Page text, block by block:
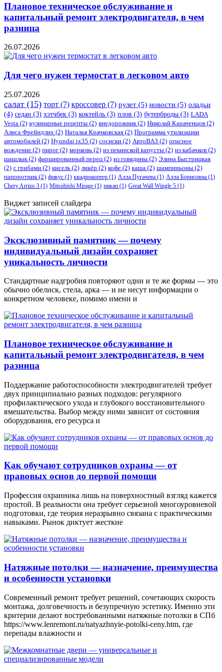
Плановое техническое обслуживание и
капитальный ремонт электродвигателя, в чем
разница
26.07.2026
Для чего нужен термостат в легковом авто
25.07.2026
салат (15) торт (7) кроссовер (7) рулет (5) новости (5) оладьи
(4) седан (3) хэтчбек (3) коктейль (3) плов (3) бутерброды (3) LADA
Vesta (2) кулинарные рецепты (2) внедорожник (2) Николай Караченцов (2)
Алиса Фрейндлих (2) Наталья Крачковская (2) Программа утилизации
автомобилей (2) ​Hyundai ix35 (2) сосиски (2) АвтоВАЗ (2) опасное
вождение (2) пирог (2) морковь (2) из пекинской капусты (2) из кабачков (2)
шашлык (2) фаршированный перец (2) из говядины (2) Элина Быстрицкая
(2) с грибами (2) кисель (2) ликёр (2) кофе (2) каша (2) шампиньоны (2)
папоротник (2) фикус (1) квадрокоптер (1) Алла Пугачева (1) Алла Борисовна (1)
Chery Arrizo 3 (1) Mitsubishi Mirage (1) пикап (1) Great Wall Wingle 5 (1)
Виджет записей слайдера
Эксклюзивный памятник — почему
индивидуальный дизайн сохраняет
уникальность личности
Стандартные надгробия повторяют одни и те же формы — это
обычно обелиск, стела, арка — и не несут информации о
конкретном человеке, помимо имени и
Плановое техническое обслуживание и
капитальный ремонт электродвигателя, в чем
разница
Поддержание работоспособности электродвигателей требует
двух принципиально разных подходов: регулярного
профилактического ухода и глубокого восстановительного
вмешательства. Выбор между ними зависит от состояния
оборудования, его ресурса и
Как обучают сотрудников охраны — от
правовых основ до первой помощи
Профессия охранника лишь на поверхностный взгляд кажется
простой. В реальности она требует серьезной многоуровневой
подготовки, где теория неразрывно связана с практическими
навыками. Рынок диктует жесткие
Натяжные потолки — назначение, преимущества
и особенности установки
Современный ремонт требует решений, сочетающих скорость
монтажа, долговечность и безупречную эстетику. Именно эти
критерии делают востребованными натяжные потолки в СПб
https://www.lenremont.ru/natyazhnyie-potolki-ceny.htm, где
перепады влажности и